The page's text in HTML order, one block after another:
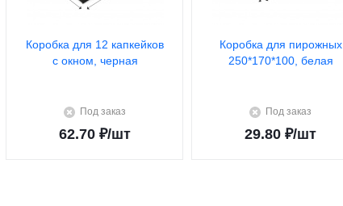
Коробка для 12 капкейков
с окном, черная
Под заказ
62.70 ₽/шт
Коробка для пирожных
250*170*100, белая
Под заказ
29.80 ₽/шт